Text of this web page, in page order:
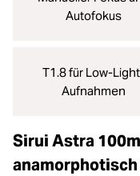
Autofokus
T1.8 für Low-
Aufnahmen
Sirui Astra